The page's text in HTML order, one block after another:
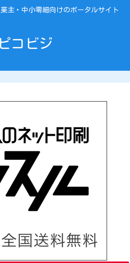
主・中小零細向けのポータルサイト
ピコビジ